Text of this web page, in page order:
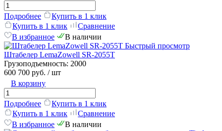
Подробнее
Купить в 1 клик
Купить в 1 клик
Сравнение
В избранное
В наличии
Быстрый просмотр
Штабелер LemaZowell SR-2055T
Грузоподъемность: 2000
600 700 руб. / шт
В корзину
Подробнее
Купить в 1 клик
Купить в 1 клик
Сравнение
В избранное
В наличии